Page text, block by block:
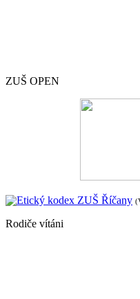
ZUŠ OPEN
Etický kodex ZUŠ Říčany
Rodiče vítáni